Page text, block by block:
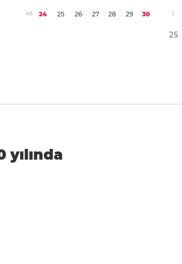
48 24 25 26 27 28 29 30 1
25